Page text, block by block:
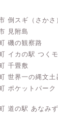
倒スギ（さかさ
見附島
磯の観察路
イカの駅 つく
千畳敷
世界一の縄文土
ポケットパーク
道の駅 あなみず